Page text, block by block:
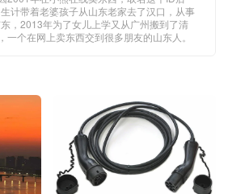
计带着老婆孩子从山东老家去了汉口，从事
，2013年为了女儿上学又从广州搬到了清
个在网上卖东西交到很多朋友的山东人。